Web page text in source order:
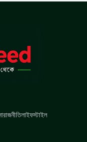
রাজনীতিলাইফস্টাইল